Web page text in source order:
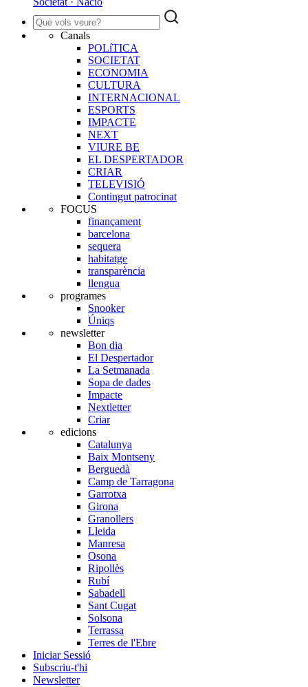
Canals
POLíTICA
SOCIETAT
ECONOMIA
CULTURA
INTERNACIONAL
ESPORTS
IMPACTE
NEXT
VIURE BE
EL DESPERTADOR
CRIAR
TELEVISIÓ
Contingut patrocinat
FOCUS
finançament
barcelona
sequera
habitatge
transparència
llengua
programes
Snooker
Úniqs
newsletter
Bon dia
El Despertador
La Setmanada
Sopa de dades
Impacte
Nextletter
Criar
edicions
Catalunya
Baix Montseny
Berguedà
Camp de Tarragona
Garrotxa
Girona
Granollers
Lleida
Manresa
Osona
Ripollès
Rubí
Sabadell
Sant Cugat
Solsona
Terrassa
Terres de l'Ebre
Iniciar Sessió
Subscriu-t'hi
Newsletter